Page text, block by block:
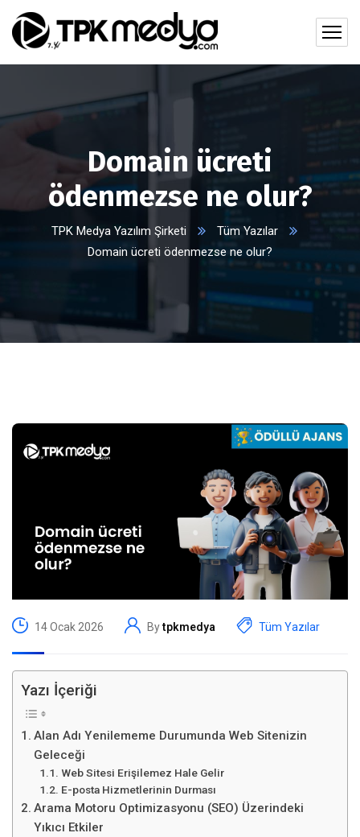
Domain ücreti
ödenmezse ne olur?
TPK Medya Yazılım Şirketi
Tüm Yazılar
Domain ücreti ödenmezse ne olur?
14 Ocak 2026 Bytpkmedya Tüm Yazılar
Yazı İçeriği
Alan Adı Yenilememe Durumunda Web Sitenizin
Geleceği
Web Sitesi Erişilemez Hale Gelir
E-posta Hizmetlerinin Durması
Arama Motoru Optimizasyonu (SEO) Üzerindeki
Yıkıcı Etkiler